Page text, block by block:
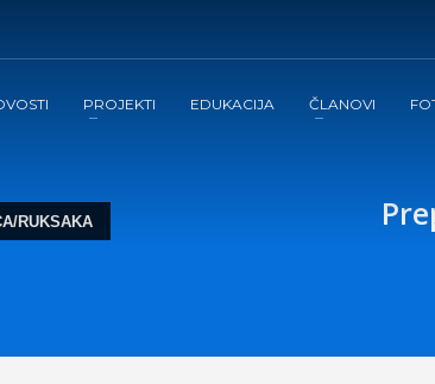
PROJEKTI EDUKACIJA ČLANOVI
RUKSAKA